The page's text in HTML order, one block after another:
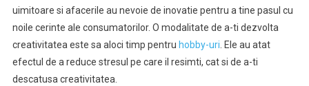
uimitoare si afacerile au nevoie de inovatie pentru a tine pasul cu
noile cerinte ale consumatorilor. O modalitate de a-ti dezvolta
creativitatea este sa aloci timp pentru hobby-uri. Ele au atat
efectul de a reduce stresul pe care il resimti, cat si de a-ti
descatusa creativitatea.